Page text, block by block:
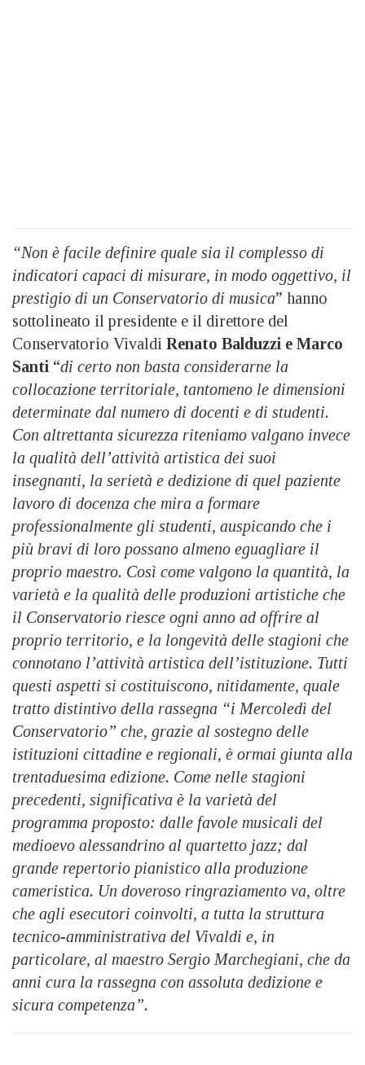
“Non è facile definire quale sia il complesso di
indicatori capaci di misurare, in modo oggettivo, il
prestigio di un Conservatorio di musica” hanno
sottolineato il presidente e il direttore del
Conservatorio Vivaldi Renato Balduzzi e Marco
Santi “di certo non basta considerarne la
collocazione territoriale, tantomeno le dimensioni
determinate dal numero di docenti e di studenti.
Con altrettanta sicurezza riteniamo valgano invece
la qualità dell’attività artistica dei suoi
insegnanti, la serietà e dedizione di quel paziente
lavoro di docenza che mira a formare
professionalmente gli studenti, auspicando che i
più bravi di loro possano almeno eguagliare il
proprio maestro. Così come valgono la quantità, la
varietà e la qualità delle produzioni artistiche che
il Conservatorio riesce ogni anno ad offrire al
proprio territorio, e la longevità delle stagioni che
connotano l’attività artistica dell’istituzione. Tutti
questi aspetti si costituiscono, nitidamente, quale
tratto distintivo della rassegna “i Mercoledì del
Conservatorio” che, grazie al sostegno delle
istituzioni cittadine e regionali, è ormai giunta alla
trentaduesima edizione. Come nelle stagioni
precedenti, significativa è la varietà del
programma proposto: dalle favole musicali del
medioevo alessandrino al quartetto jazz; dal
grande repertorio pianistico alla produzione
cameristica. Un doveroso ringraziamento va, oltre
che agli esecutori coinvolti, a tutta la struttura
tecnico-amministrativa del Vivaldi e, in
particolare, al maestro Sergio Marchegiani, che da
anni cura la rassegna con assoluta dedizione e
sicura competenza”.